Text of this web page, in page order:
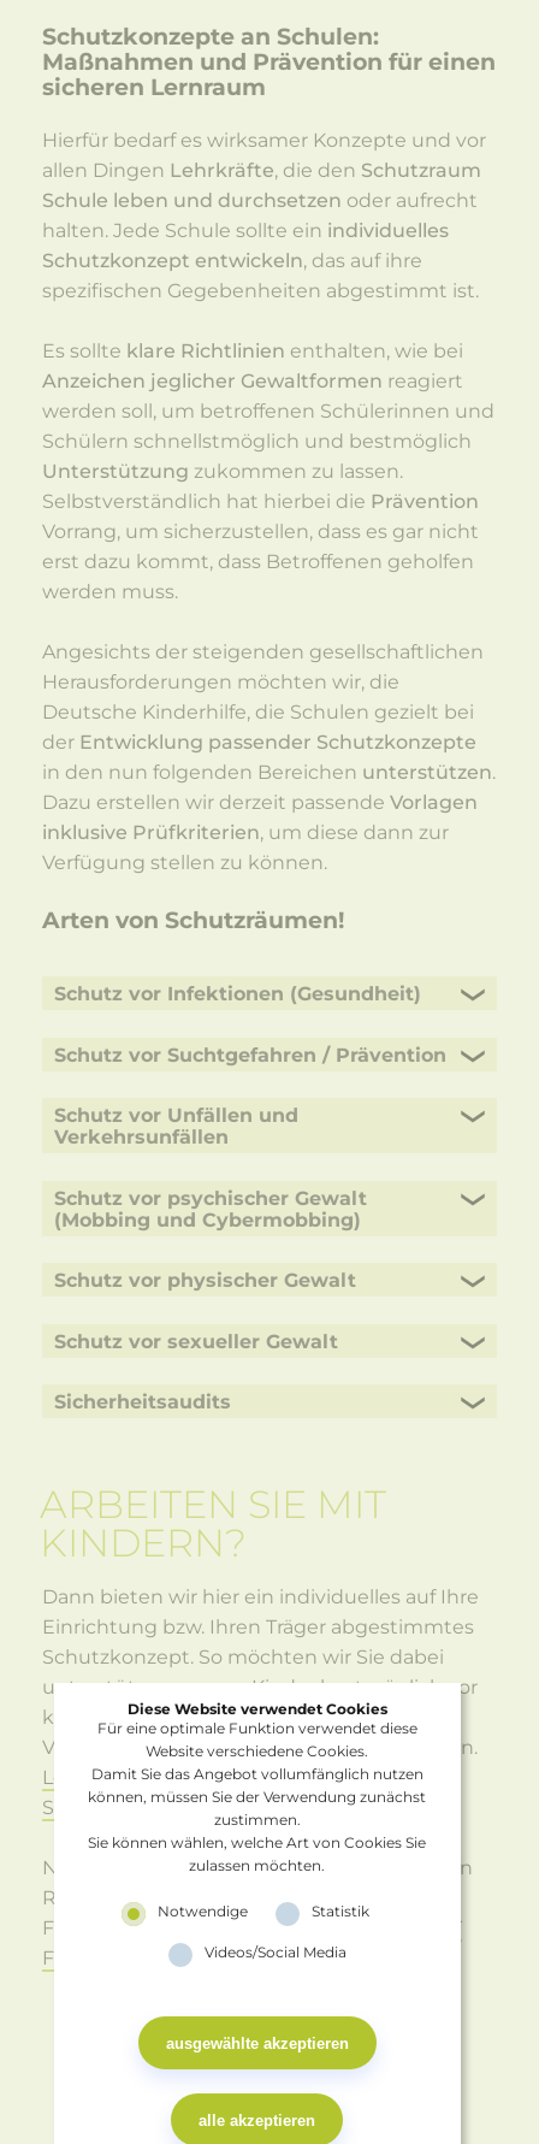
Schutzkonzepte an Schulen:
Maßnahmen und Prävention für einen
sicheren Lernraum
Hierfür bedarf es wirksamer Konzepte und vor
allen Dingen Lehrkräfte, die den Schutzraum
Schule leben und durchsetzen oder aufrecht
halten. Jede Schule sollte ein individuelles
Schutzkonzept entwickeln, das auf ihre
spezifischen Gegebenheiten abgestimmt ist.
Es sollte klare Richtlinien enthalten, wie bei
Anzeichen jeglicher Gewaltformen reagiert
werden soll, um betroffenen Schülerinnen und
Schülern schnellstmöglich und bestmöglich
Unterstützung zukommen zu lassen.
Selbstverständlich hat hierbei die Prävention
Vorrang, um sicherzustellen, dass es gar nicht
erst dazu kommt, dass Betroffenen geholfen
werden muss.
Angesichts der steigenden gesellschaftlichen
Herausforderungen möchten wir, die
Deutsche Kinderhilfe, die Schulen gezielt bei
der Entwicklung passender Schutzkonzepte
in den nun folgenden Bereichen unterstützen.
Dazu erstellen wir derzeit passende Vorlagen
inklusive Prüfkriterien, um diese dann zur
Verfügung stellen zu können.
Arten von Schutzräumen!
Schutz vor Infektionen (Gesundheit)
Schutz vor Suchtgefahren / Prävention
Schutz vor Unfällen und
Verkehrsunfällen
Schutz vor psychischer Gewalt
(Mobbing und Cybermobbing)
Schutz vor physischer Gewalt
Schutz vor sexueller Gewalt
Sicherheitsaudits
ARBEITEN SIE MIT
KINDERN?
Dann bieten wir hier ein individuelles auf Ihre
Einrichtung bzw. Ihren Träger abgestimmtes
Schutzkonzept. So möchten wir Sie dabei
unterstützen, unsere Kinder bestmöglich vor
körperlicher, sexueller, psychischer Gewalt,
Vernachlässigung und Mobbing zu schützen.
Lesen Sie hier unsere Empfehlungen zu
Sicherheitsaudits im Kinderschutz!
Nutzen Sie gern auch unsere verschiedenen
Ratgeber für interessierte Eltern und
Fachkräfte.
Shop · Ratgeber · KindgeRECHT
Forschungs- und Fortbildungszentrum
Diese Website verwendet Cookies
Für eine optimale Funktion verwendet diese
Website verschiedene Cookies.
Damit Sie das Angebot vollumfänglich nutzen
können, müssen Sie der Verwendung zunächst
zustimmen.
Sie können wählen, welche Art von Cookies Sie
zulassen möchten.
Notwendige Statistik
Videos/Social Media